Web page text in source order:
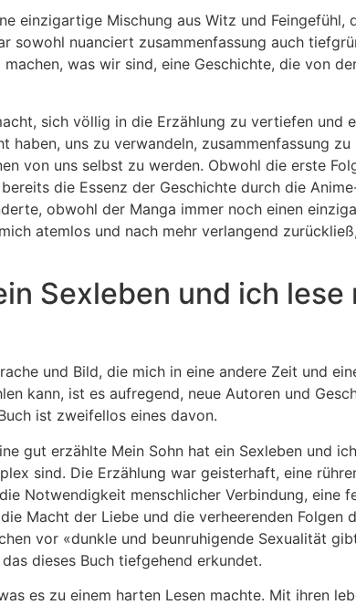
einzigartige Mischung aus Witz und
sowohl nuanciert zusammenfassung auch
was wir sind, eine Geschichte, die von
sich völlig in die Erzählung zu vertiefen und
uns zu verwandeln, zusammenfassung
von uns selbst zu werden. Obwohl die erste
die Essenz der Geschichte durch die
obwohl der Manga immer noch einen
atemlos und nach mehr verlangend
Sexleben und ich
und Bild, die mich in eine andere Zeit und
kann, ist es aufregend, neue Autoren und
ist zweifellos eines davon.
gut erzählte Mein Sohn hat ein Sexleben und
sind. Die Erzählung war geisterhaft, eine
Notwendigkeit menschlicher Verbindung, eine
Macht der Liebe und die verheerenden Folgen
vor «dunkle und beunruhigende Sexualität
dieses Buch tiefgehend erkundet.
es zu einem harten Lesen machte. Mit ihren